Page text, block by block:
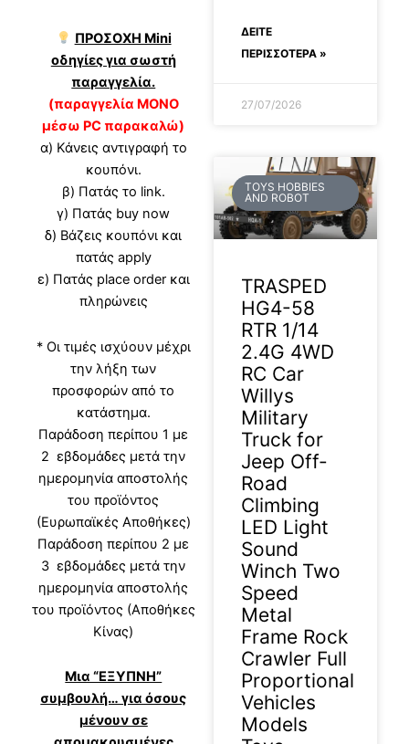
ΠΡΟΣΟΧΗ Mini
οδηγίες για σωστή
παραγγελία.
(παραγγελία ΜΟΝΟ
μέσω PC παρακαλώ)
α) Κάνεις αντιγραφή το
κουπόνι.
β) Πατάς το link.
γ) Πατάς buy now
δ) Βάζεις κουπόνι και
πατάς apply
ε) Πατάς place order και
πληρώνεις
* Οι τιμές ισχύουν μέχρι
την λήξη των
προσφορών από το
κατάστημα.
Παράδοση περίπου 1 με
2 εβδομάδες μετά την
ημερομηνία αποστολής
του προϊόντος
(Ευρωπαϊκές Αποθήκες)
Παράδοση περίπου 2 με
3 εβδομάδες μετά την
ημερομηνία αποστολής
του προϊόντος (Αποθήκες
Κίνας)
Μια “ΕΞΥΠΝΗ”
συμβουλή… για όσους
μένουν σε
ΔΕΊΤΕ
ΠΕΡΙΣΣΟΤΕΡΑ »
27/07/2026
TOYS HOBBIES
AND ROBOT
TRASPED
HG4-58
RTR 1/14
2.4G 4WD
RC Car
Willys
Military
Truck for
Jeep Off-
Road
Climbing
LED Light
Sound
Winch Two
Speed
Metal
Frame Rock
Crawler Full
Proportional
Vehicles
Models